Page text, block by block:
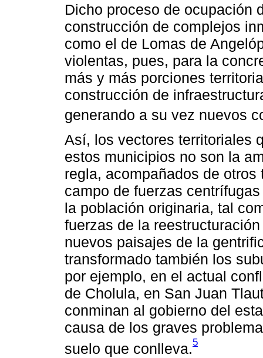
Dicho proceso de ocupación
construcción de complejos
como el de Lomas de
violentas, pues, para la
más y más porciones
construcción de
generando a su vez nuevos
Así, los vectores territoriales
estos municipios no son la
regla, acompañados de
campo de fuerzas
la población originaria, tal
fuerzas de la
nuevos paisajes de la
transformado también los
por ejemplo, en el actual
de Cholula, en San Juan
conminan al gobierno del
causa de los graves
suelo que conlleva.5